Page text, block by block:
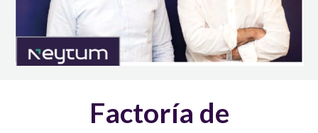
Factoría de